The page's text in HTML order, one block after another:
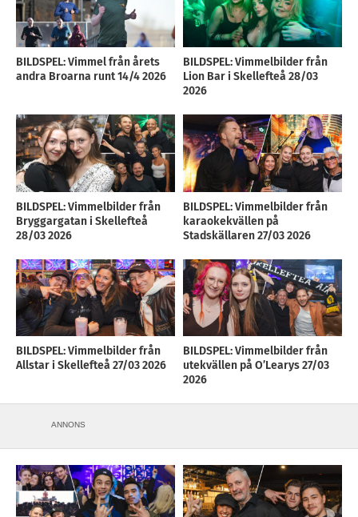
BILDSPEL: Vimmel från årets
andra Broarna runt 14/4 2026
BILDSPEL: Vimmelbilder från
Lion Bar i Skellefteå 28/03
2026
BILDSPEL: Vimmelbilder från
Bryggargatan i Skellefteå
28/03 2026
BILDSPEL: Vimmelbilder från
karaokekvällen på
Stadskällaren 27/03 2026
BILDSPEL: Vimmelbilder från
Allstar i Skellefteå 27/03 2026
BILDSPEL: Vimmelbilder från
utekvällen på O’Learys 27/03
2026
ANNONS